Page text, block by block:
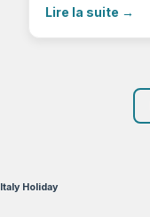
Lire la suite →
Italy Holiday